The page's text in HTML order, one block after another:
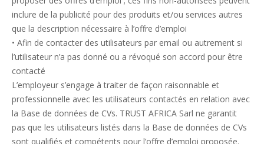
inclure de la publicité pour des produits et/ou services autres
que la description nécessaire à l’offre d’emploi
• Afin de contacter des utilisateurs par email ou autrement si
l’utilisateur n’a pas donné ou a révoqué son accord pour être
contacté
L’employeur s’engage à traiter de façon raisonnable et
professionnelle avec les utilisateurs contactés en relation avec
la Base de données de CVs. TRUST AFRICA Sarl ne garantit
pas que les utilisateurs listés dans la Base de données de CVs
sont qualifiés et compétents pour l’offre d’emploi proposée.